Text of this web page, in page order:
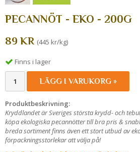
PECANNÖT - EKO - 200G
89 KR (445 kr/kg)
Finns i lager
LÄGG I VARUKORG »
Produktbeskrivning:
Kryddlandet är Sveriges största krydd- och
köpa ekologiska pecannötter till bra pris &
breda sortiment finns även ett stort utbud av
förpackningsstorlekar att välja på!